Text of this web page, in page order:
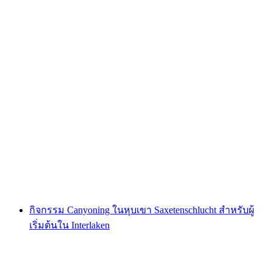
กิจกรรม Canyoning ในหุบเขา Saxetenschlucht สำหรับผู้
เริ่มต้นใน Interlaken